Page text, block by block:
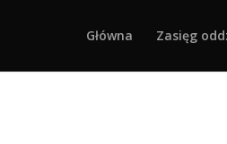
Główna Zasięg